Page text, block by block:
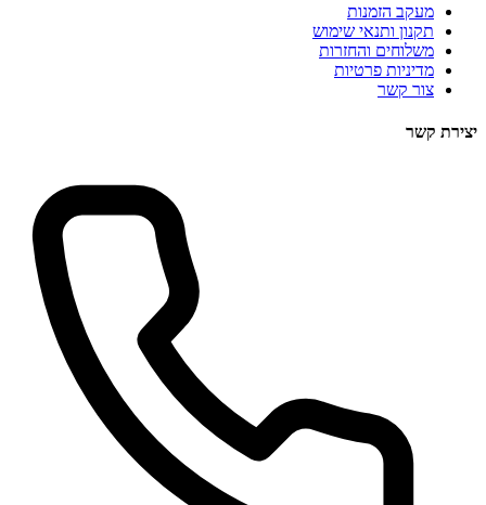
מעקב הזמנות
תקנון ותנאי שימוש
משלוחים והחזרות
מדיניות פרטיות
צור קשר
יצירת קשר